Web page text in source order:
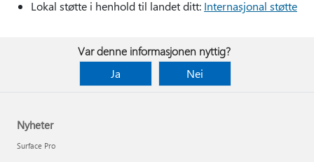
Lokal støtte i henhold til landet ditt: Internasjonal støtte
Var denne informasjonen nyttig?
Ja
Nei
Nyheter
Surface Pro